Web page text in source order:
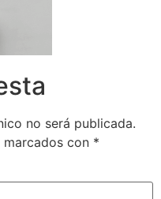
no será publicada.
con *